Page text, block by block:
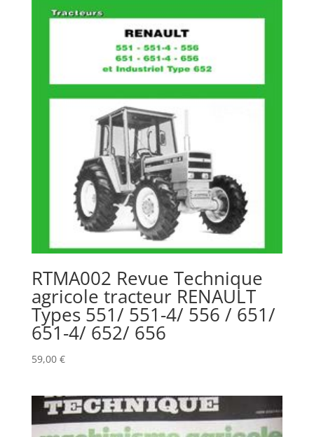
RTMA002 Revue Technique
agricole tracteur RENAULT
Types 551/ 551-4/ 556 / 651/
651-4/ 652/ 656
59,00 €